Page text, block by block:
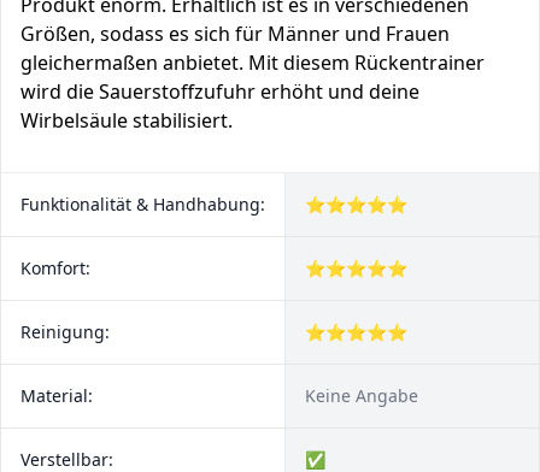
Größen, sodass es sich für Männer und Frauen
gleichermaßen anbietet. Mit diesem Rückentrainer
wird die Sauerstoffzufuhr erhöht und deine
Wirbelsäule stabilisiert.
Funktionalität & Handhabung: ⭐⭐⭐⭐⭐
Komfort: ⭐⭐⭐⭐⭐
Reinigung: ⭐⭐⭐⭐⭐
Material: Keine Angabe
Verstellbar: ✅